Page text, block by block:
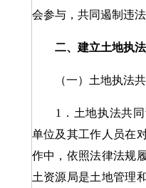
会参与，共同遏制违法
二、建立土地执
（一）土地执法共
1．土地执法共同
单位及其工作人员在
作中，依照法律法规
土资源局是土地管理